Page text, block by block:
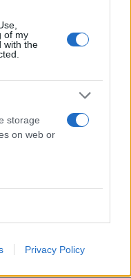
of my
with the
storage
on web or
Privacy Policy
Εμβολιαζομένων
καθώς και με το
COVID-19,
μέσω της
Δυναμικού
εμβολιασμού
τους ή τυχόν